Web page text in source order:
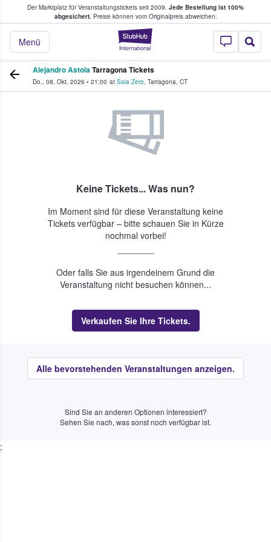
Der Marktplatz für Veranstaltungstickets seit 2009. Jede Bestellung ist 100%
abgesichert.Preise können vom Originalpreis abweichen.
StubHub - Wo
Menü
Tickets kaufen & verkaufen
Alejandro AstolaTarragona Tickets
Do., 08. Okt. 2026 • 21:00 at Sala Zero, Tarragona, CT
Keine Tickets... Was nun?
Im Moment sind für diese Veranstaltung keine
Tickets verfügbar – bitte schauen Sie in Kürze
nochmal vorbei!
Oder falls Sie aus irgendeinem Grund die
Veranstaltung nicht besuchen können...
Verkaufen Sie Ihre Tickets.
Alle bevorstehenden Veranstaltungen anzeigen.
Sind Sie an anderen Optionen interessiert?
Sehen Sie nach, was sonst noch verfügbar ist.
;